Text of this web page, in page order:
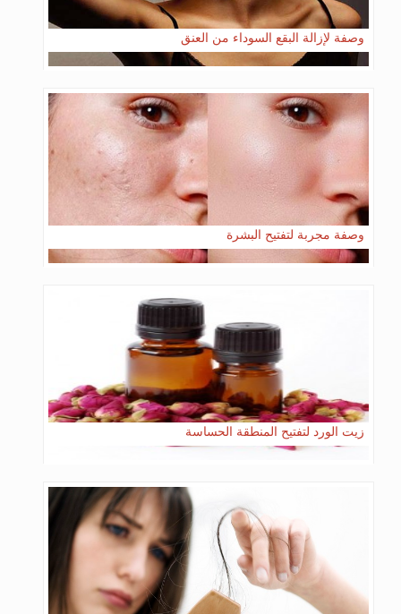
وصفة لإزالة البقع السوداء من العنق
وصفة مجربة لتفتيح البشرة
زيت الورد لتفتيح المنطقة الحساسة